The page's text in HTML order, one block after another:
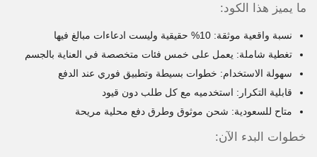
ما يميز هذا الكود:
نسبة واقعية موثقة: 10% حقيقية وليست ادعاءات مبالغ فيها
تغطية شاملة: يعمل على خمس فئات متخصصة في العناية بالجسم
سهولة الاستخدام: خطوات بسيطة وتطبيق فوري عند الدفع
قابلية التكرار: استخدميه مع كل طلب دون قيود
متاح للسعودية: شحن موثوق وطرق دفع محلية مريحة
خطوات البدء الآن: